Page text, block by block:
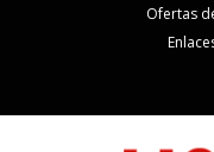
Ofertas